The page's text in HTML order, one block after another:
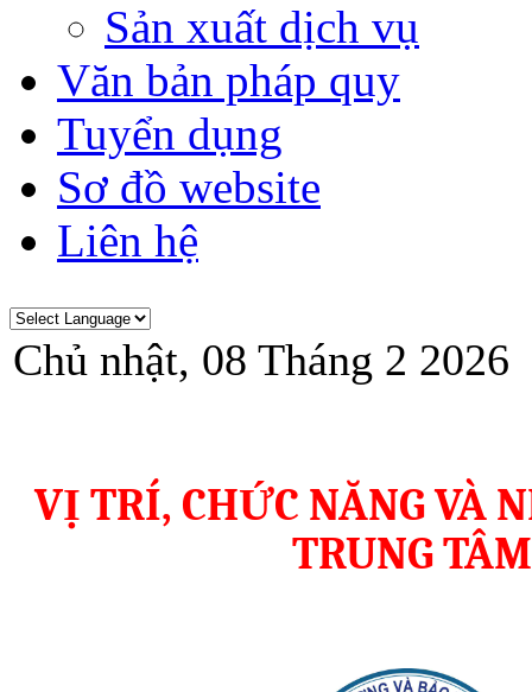
Sản xuất dịch vụ
Văn bản pháp quy
Tuyển dụng
Sơ đồ website
Liên hệ
Chủ nhật, 08 Tháng 2 2026
VỊ TRÍ, CHỨC NĂNG VÀ
TRUNG